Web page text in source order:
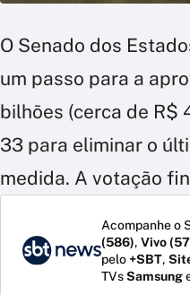
O Senado dos
um passo para a
bilhões (cerca de R$
33 para eliminar o
medida. A votação
Acompanhe o
(586), Vivo
pelo+SBT,
TVsSamsung